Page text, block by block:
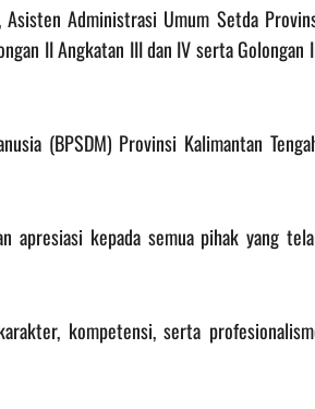
Asisten Administrasi Umum Setda
II Angkatan III dan IV serta Golongan
(BPSDM) Provinsi Kalimantan
apresiasi kepada semua pihak yang
kompetensi, serta